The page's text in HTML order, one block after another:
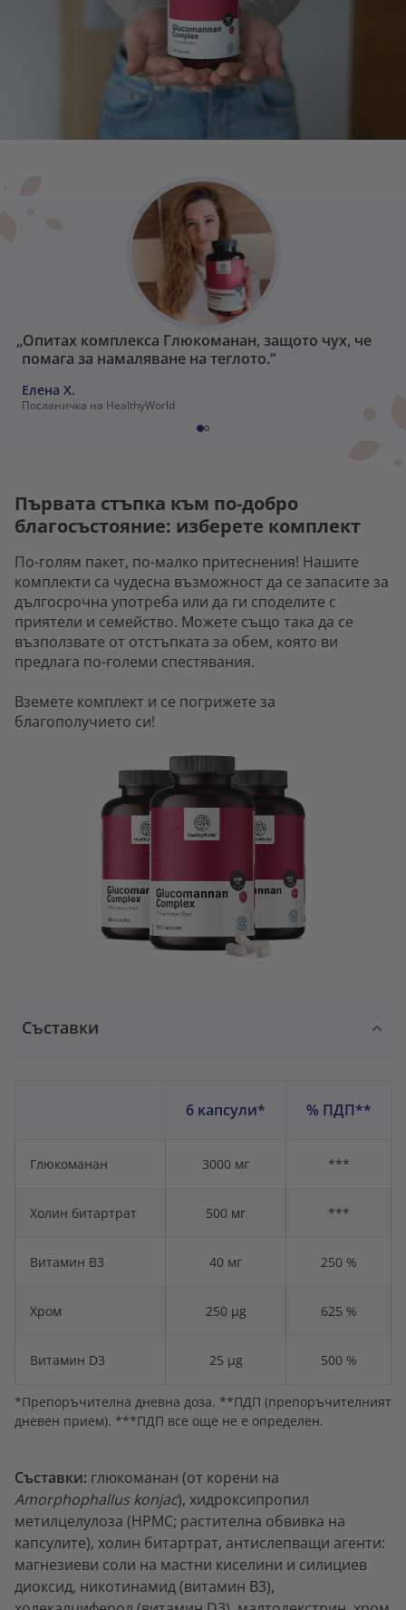
„Опитах комплекса Глюкоманан, защото чух, че
помага за намаляване на теглото.“
Елена Х.
Посланичка на HealthyWorld
Първата стъпка към по-добро
благосъстояние: изберете комплект
По-голям пакет, по-малко притеснения! Нашите
комплекти са чудесна възможност да се запасите за
дългосрочна употреба или да ги споделите с
приятели и семейство. Можете също така да се
възползвате от отстъпката за обем, която ви
предлага по-големи спестявания.
Вземете комплект и се погрижете за
благополучието си!
Съставки
6 капсули* % ПДП**
Глюкоманан 3000 мг ***
Холин битартрат 500 мг ***
Витамин В3 40 мг 250 %
Хром 250 µg 625 %
Витамин D3 25 µg 500 %
*Препоръчителна дневна доза. **ПДП (препоръчителният
дневен прием). ***ПДП все още не е определен.
Съставки: глюкоманан (от корени на
Amorphophallus konjac), хидроксипропил
метилцелулоза (HPMC; растителна обвивка на
капсулите), холин битартрат, антислепващи агенти:
магнезиеви соли на мастни киселини и силициев
диоксид, никотинамид (витамин В3),